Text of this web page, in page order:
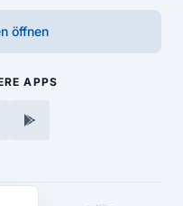
öffnen
APPS